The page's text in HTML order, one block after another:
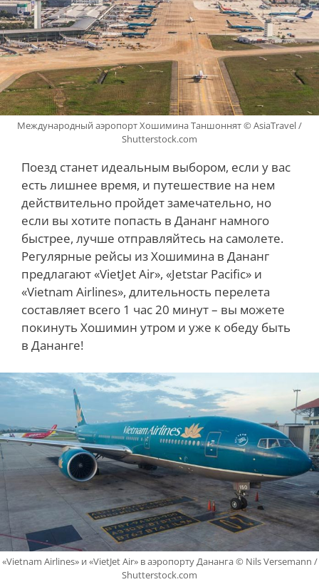
Международный аэропорт Хошимина Таншоннят © AsiaTravel /
Shutterstock.com
Поезд станет идеальным выбором, если у вас
есть лишнее время, и путешествие на нем
действительно пройдет замечательно, но
если вы хотите попасть в Дананг намного
быстрее, лучше отправляйтесь на самолете.
Регулярные рейсы из Хошимина в Дананг
предлагают «VietJet Air», «Jetstar Pacific» и
«Vietnam Airlines», длительность перелета
составляет всего 1 час 20 минут – вы можете
покинуть Хошимин утром и уже к обеду быть
в Дананге!
«Vietnam Airlines» и «VietJet Air» в аэропорту Дананга © Nils Versemann /
Shutterstock.com